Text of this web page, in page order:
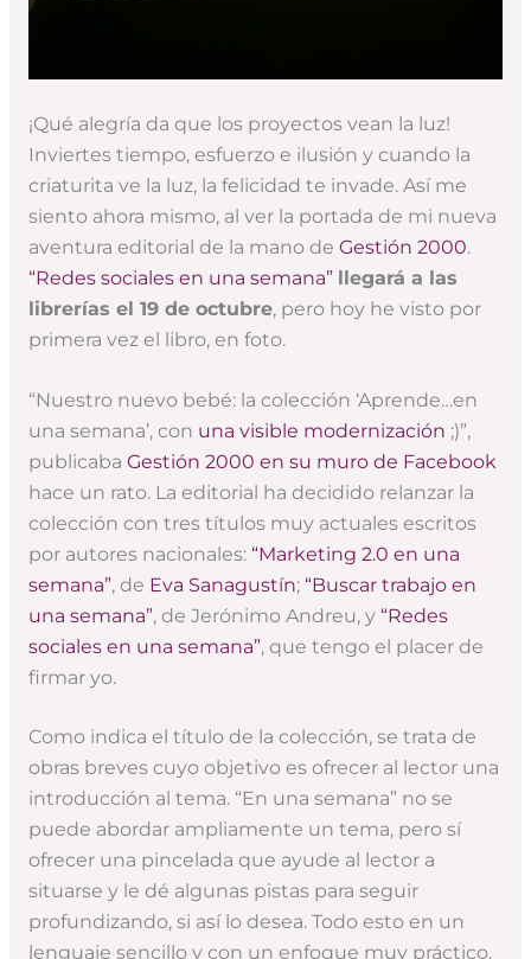
¡Qué alegría da que los proyectos vean la luz!
Inviertes tiempo, esfuerzo e ilusión y cuando la
criaturita ve la luz, la felicidad te invade. Así me
siento ahora mismo, al ver la portada de mi nueva
aventura editorial de la mano de Gestión 2000.
“Redes sociales en una semana” llegará a las
librerías el 19 de octubre, pero hoy he visto por
primera vez el libro, en foto.
“Nuestro nuevo bebé: la colección ‘Aprende…en
una semana’, con una visible modernización ;)”,
publicaba Gestión 2000 en su muro de Facebook
hace un rato. La editorial ha decidido relanzar la
colección con tres títulos muy actuales escritos
por autores nacionales: “Marketing 2.0 en una
semana”, de Eva Sanagustín; “Buscar trabajo en
una semana”, de Jerónimo Andreu, y “Redes
sociales en una semana”, que tengo el placer de
firmar yo.
Como indica el título de la colección, se trata de
obras breves cuyo objetivo es ofrecer al lector una
introducción al tema. “En una semana” no se
puede abordar ampliamente un tema, pero sí
ofrecer una pincelada que ayude al lector a
situarse y le dé algunas pistas para seguir
profundizando, si así lo desea. Todo esto en un
lenguaje sencillo y con un enfoque muy práctico.